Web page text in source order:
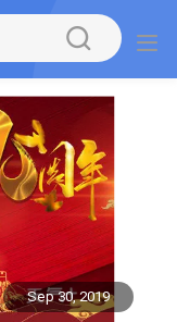
Sep 30, 2019